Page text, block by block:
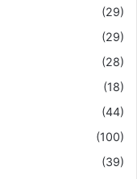
(29)
(29)
(28)
(18)
(44)
(100)
(39)